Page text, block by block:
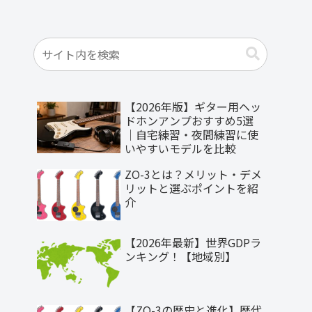
【2026年版】ギター用ヘッ
ドホンアンプおすすめ5選
｜自宅練習・夜間練習に使
いやすいモデルを比較
ZO-3とは？メリット・デメ
リットと選ぶポイントを紹
介
【2026年最新】世界GDPラ
ンキング！【地域別】